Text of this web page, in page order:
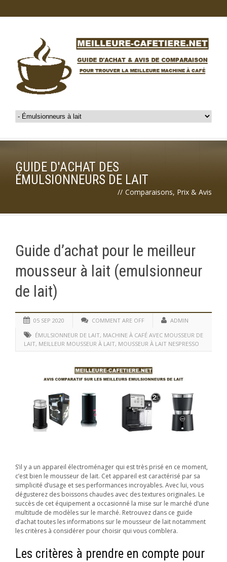
GUIDE D'ACHAT DES
ÉMULSIONNEURS DE LAIT
// Comparaisons, Prix & Avis
Guide d’achat pour le meilleur
mousseur à lait (emulsionneur
de lait)
05 SEP 2020 COMMENT ARE OFF
ADMIN
ÉMULSIONNEUR DE LAIT, MACHINE À CAFÉ AVEC MOUSSEUR DE
LAIT, MEILLEUR MOUSSEUR À LAIT, MOUSSEUR À LAIT NESPRESSO
S’il y a un appareil électroménager qui est très prisé en ce moment,
c’est bien le mousseur de lait. Cet appareil est caractérisé par sa
simplicité d’usage et ses performances incroyables. Avec lui, vous
dégusterez des boissons chaudes avec des textures originales. Le
succès de cet équipement a occasionné la mise sur le marché d’une
multitude de modèles sur le marché. Retrouvez dans ce guide
d’achat toutes les informations sur le mousseur de lait notamment
les critères à considérer pour choisir qui vous comblera.
Les critères à prendre en compte pour